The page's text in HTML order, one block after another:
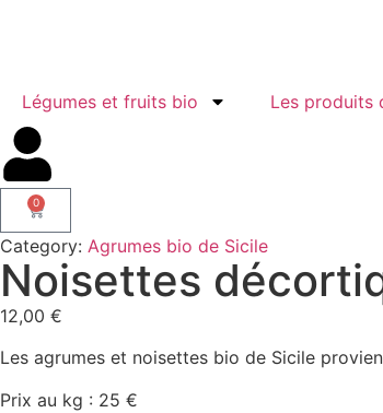
Légumes et fruits bio Les produits
0
Category: Agrumes bio de Sicile
Noisettes
12,00 €
Les agrumes et noisettes bio de Sicile
Prix au kg : 25 €